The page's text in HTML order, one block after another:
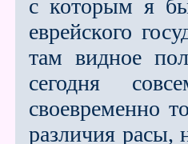
с которым я
еврейского
там видное
сегодня
своевременно
различия расы,